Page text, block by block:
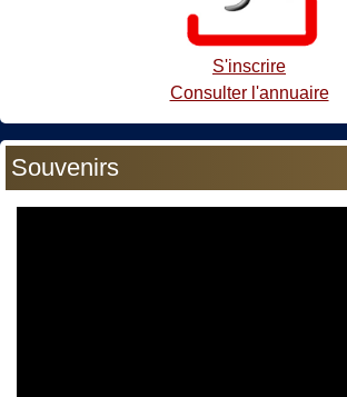
S'inscrire
Consulter l'annuaire
Souvenirs